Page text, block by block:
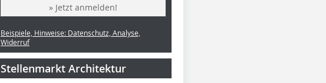
» Jetzt anmelden!
Beispiele, Hinweise: Datenschutz, Analyse,
Widerruf
Stellenmarkt Architektur